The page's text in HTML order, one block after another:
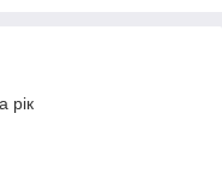
рік